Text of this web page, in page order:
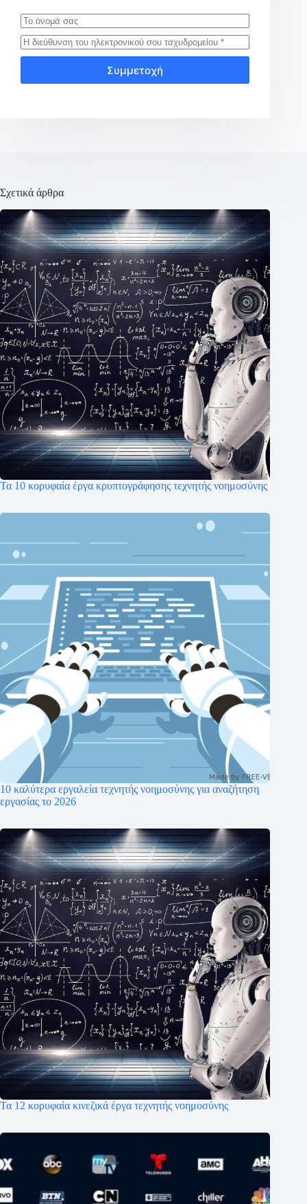
Συμμετοχή
Σχετικά άρθρα
Τα 10 κορυφαία έργα κρυπτογράφησης τεχνητής νοημοσύνης
10 καλύτερα εργαλεία τεχνητής νοημοσύνης για αναζήτηση
εργασίας το 2026
Τα 12 κορυφαία κινεζικά έργα τεχνητής νοημοσύνης